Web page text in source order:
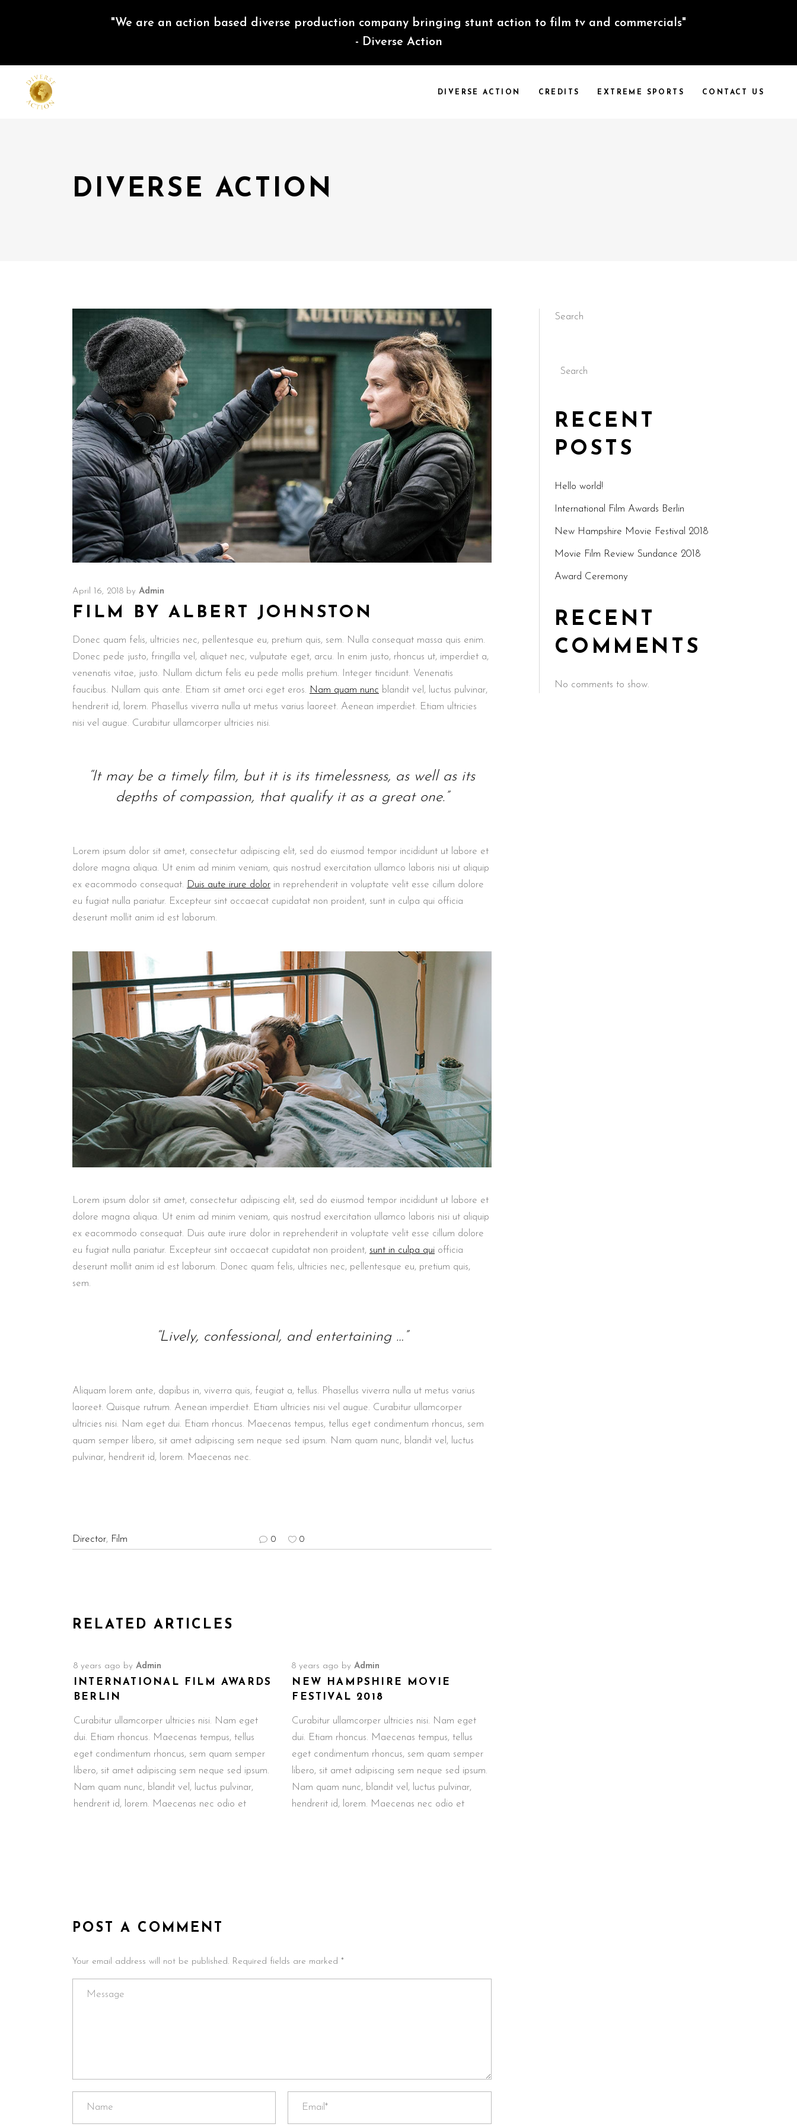
"We are an action based diverse production company bringing stunt action to film tv and commercials"
- Diverse Action
DIVERSE ACTION CREDITS EXTREME SPORTS CONTACT US
DIVERSE ACTION
April 16, 2018 by Admin
FILM BY ALBERT JOHNSTON
Donec quam felis, ultricies nec, pellentesque eu, pretium quis, sem. Nulla consequat massa quis enim.
Donec pede justo, fringilla vel, aliquet nec, vulputate eget, arcu. In enim justo, rhoncus ut, imperdiet a,
venenatis vitae, justo. Nullam dictum felis eu pede mollis pretium. Integer tincidunt. Venenatis
faucibus. Nullam quis ante. Etiam sit amet orci eget eros. Nam quam nunc blandit vel, luctus pulvinar,
hendrerit id, lorem. Phasellus viverra nulla ut metus varius laoreet. Aenean imperdiet. Etiam ultricies
nisi vel augue. Curabitur ullamcorper ultricies nisi.
“It may be a timely film, but it is its timelessness, as well as its
depths of compassion, that qualify it as a great one.”
Lorem ipsum dolor sit amet, consectetur adipiscing elit, sed do eiusmod tempor incididunt ut labore et
dolore magna aliqua. Ut enim ad minim veniam, quis nostrud exercitation ullamco laboris nisi ut aliquip
ex eacommodo consequat. Duis aute irure dolor in reprehenderit in voluptate velit esse cillum dolore
eu fugiat nulla pariatur. Excepteur sint occaecat cupidatat non proident, sunt in culpa qui officia
deserunt mollit anim id est laborum.
Lorem ipsum dolor sit amet, consectetur adipiscing elit, sed do eiusmod tempor incididunt ut labore et
dolore magna aliqua. Ut enim ad minim veniam, quis nostrud exercitation ullamco laboris nisi ut aliquip
ex eacommodo consequat. Duis aute irure dolor in reprehenderit in voluptate velit esse cillum dolore
eu fugiat nulla pariatur. Excepteur sint occaecat cupidatat non proident, sunt in culpa qui officia
deserunt mollit anim id est laborum. Donec quam felis, ultricies nec, pellentesque eu, pretium quis,
sem.
“Lively, confessional, and entertaining …”
Aliquam lorem ante, dapibus in, viverra quis, feugiat a, tellus. Phasellus viverra nulla ut metus varius
laoreet. Quisque rutrum. Aenean imperdiet. Etiam ultricies nisi vel augue. Curabitur ullamcorper
ultricies nisi. Nam eget dui. Etiam rhoncus. Maecenas tempus, tellus eget condimentum rhoncus, sem
quam semper libero, sit amet adipiscing sem neque sed ipsum. Nam quam nunc, blandit vel, luctus
pulvinar, hendrerit id, lorem. Maecenas nec.
Director, Film 0 0
RELATED ARTICLES
8 years ago by Admin
INTERNATIONAL FILM AWARDS
BERLIN
Curabitur ullamcorper ultricies nisi. Nam eget
dui. Etiam rhoncus. Maecenas tempus, tellus
eget condimentum rhoncus, sem quam semper
libero, sit amet adipiscing sem neque sed ipsum.
Nam quam nunc, blandit vel, luctus pulvinar,
hendrerit id, lorem. Maecenas nec odio et
8 years ago byAdmin
NEW HAMPSHIRE MOVIE
FESTIVAL 2018
Curabitur ullamcorper ultricies nisi. Nam eget
dui. Etiam rhoncus. Maecenas tempus, tellus
eget condimentum rhoncus, sem quam semper
libero, sit amet adipiscing sem neque sed ipsum.
Nam quam nunc, blandit vel, luctus pulvinar,
hendrerit id, lorem. Maecenas nec odio et
POST A COMMENT
Your email address will not be published. Required fields are marked *
Search
Search
RECENT
POSTS
Hello world!
International Film Awards Berlin
New Hampshire Movie Festival 2018
Movie Film Review Sundance 2018
Award Ceremony
RECENT
COMMENTS
No comments to show.